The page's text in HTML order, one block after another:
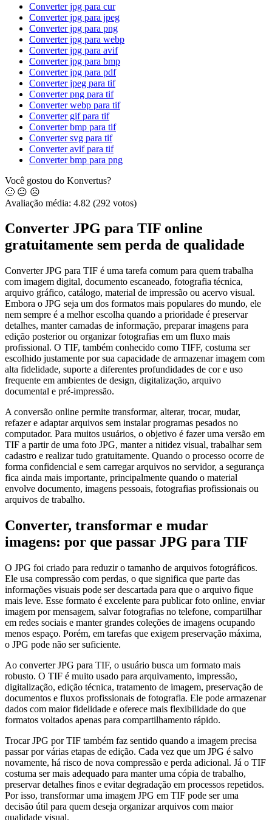
Converter jpg para cur
Converter jpg para jpeg
Converter jpg para png
Converter jpg para webp
Converter jpg para avif
Converter jpg para bmp
Converter jpg para pdf
Converter jpeg para tif
Converter png para tif
Converter webp para tif
Converter gif para tif
Converter bmp para tif
Converter svg para tif
Converter avif para tif
Converter bmp para png
Você gostou do Konvertus?
🙂 😐 ☹️
Avaliação média: 4.82 (292 votos)
Converter JPG para TIF online
gratuitamente sem perda de qualidade
Converter JPG para TIF é uma tarefa comum para quem trabalha
com imagem digital, documento escaneado, fotografia técnica,
arquivo gráfico, catálogo, material de impressão ou acervo visual.
Embora o JPG seja um dos formatos mais populares do mundo, ele
nem sempre é a melhor escolha quando a prioridade é preservar
detalhes, manter camadas de informação, preparar imagens para
edição posterior ou organizar fotografias em um fluxo mais
profissional. O TIF, também conhecido como TIFF, costuma ser
escolhido justamente por sua capacidade de armazenar imagem com
alta fidelidade, suporte a diferentes profundidades de cor e uso
frequente em ambientes de design, digitalização, arquivo
documental e pré-impressão.
A conversão online permite transformar, alterar, trocar, mudar,
refazer e adaptar arquivos sem instalar programas pesados no
computador. Para muitos usuários, o objetivo é fazer uma versão em
TIF a partir de uma foto JPG, manter a nitidez visual, trabalhar sem
cadastro e realizar tudo gratuitamente. Quando o processo ocorre de
forma confidencial e sem carregar arquivos no servidor, a segurança
fica ainda mais importante, principalmente quando o material
envolve documento, imagens pessoais, fotografias profissionais ou
arquivos de trabalho.
Converter, transformar e mudar
imagens: por que passar JPG para TIF
O JPG foi criado para reduzir o tamanho de arquivos fotográficos.
Ele usa compressão com perdas, o que significa que parte das
informações visuais pode ser descartada para que o arquivo fique
mais leve. Esse formato é excelente para publicar foto online, enviar
imagem por mensagem, salvar fotografias no telefone, compartilhar
em redes sociais e manter grandes coleções de imagens ocupando
menos espaço. Porém, em tarefas que exigem preservação máxima,
o JPG pode não ser suficiente.
Ao converter JPG para TIF, o usuário busca um formato mais
robusto. O TIF é muito usado para arquivamento, impressão,
digitalização, edição técnica, tratamento de imagem, preservação de
documentos e fluxos profissionais de fotografia. Ele pode armazenar
dados com maior fidelidade e oferece mais flexibilidade do que
formatos voltados apenas para compartilhamento rápido.
Trocar JPG por TIF também faz sentido quando a imagem precisa
passar por várias etapas de edição. Cada vez que um JPG é salvo
novamente, há risco de nova compressão e perda adicional. Já o TIF
costuma ser mais adequado para manter uma cópia de trabalho,
preservar detalhes finos e evitar degradação em processos repetidos.
Por isso, transformar uma imagem JPG em TIF pode ser uma
decisão útil para quem deseja organizar arquivos com maior
qualidade visual.